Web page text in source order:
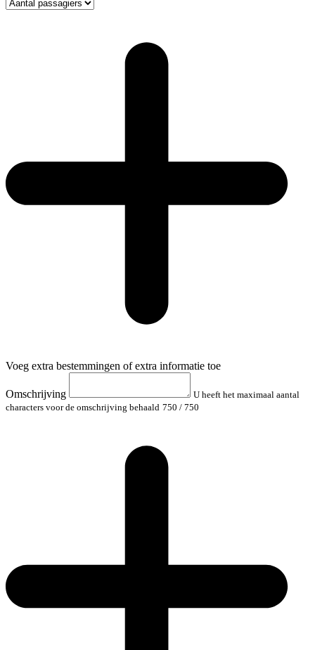
Voeg extra bestemmingen of extra informatie toe
Omschrijving
U heeft het maximaal aantal
characters voor de omschrijving behaald 750 / 750